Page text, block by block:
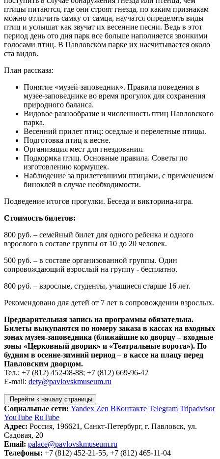
птицы питаются, где они строят гнезда, по каким признакам
можно отличить самку от самца, научатся определять виды
птиц и услышат как звучат их весенние песни. Ведь в этот
период день ото дня парк все больше наполняется звонкими
голосами птиц. В Павловском парке их насчитывается около
ста видов.
План рассказа:
Понятие «музей-заповедник». Правила поведения в
музее-заповеднике во время прогулок для сохранения
природного баланса.
Видовое разнообразие и численность птиц Павловского
парка.
Весенний прилет птиц: оседлые и перелетные птицы.
Подготовка птиц к весне.
Организация мест для гнездования.
Подкормка птиц. Основные правила. Советы по
изготовлению кормушек.
Наблюдение за прилетевшими птицами, с применением
биноклей в случае необходимости.
Подведение итогов прогулки. Беседа и викторина-игра.
Cтоимость билетов:
800 руб. – семейный билет для одного ребенка и одного
взрослого в составе группы от 10 до 20 человек.
500 руб. – в составе организованной группы. Один
сопровождающий взрослый на группу - бесплатно.
800 руб. – взрослые, студенты, учащиеся старше 16 лет.
Рекомендовано для детей от 7 лет в сопровождении взрослых.
Предварительная запись на программы обязательна.
Билеты выкупаются по номеру заказа в кассах на входных
зонах музея-заповедника (ближайшие ко дворцу – входные
зоны «Церковный дворик» и «Театральные ворота»). По
будням в осенне-зимний период – в кассе на плацу перед
Павловским дворцом.
Тел.: +7 (812) 452-08-88; +7 (812) 669-96-42
E-mail: dety@pavlovskmuseum.ru
Перейти к началу страницы
Социальные сети: Yandex Zen ВКонтакте Telegram Tripadvisor
YouTube RuTube
Адрес: Россия, 196621, Санкт-Петербург, г. Павловск, ул.
Садовая, 20
Email: palace@pavlovskmuseum.ru
Телефоны: +7 (812) 452-21-55, +7 (812) 465-11-04